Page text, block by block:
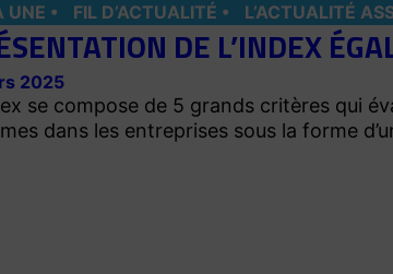
UNE FIL D’ACTUALITÉ L’ACTUALITÉ
DE L’INDEX
2025
se compose de 5 grands critères qui
dans les entreprises sous la forme